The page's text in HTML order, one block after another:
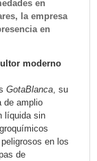
en
la empresa
en
moderno
GotaBlanca, su
de amplio
líquida sin
en los
de